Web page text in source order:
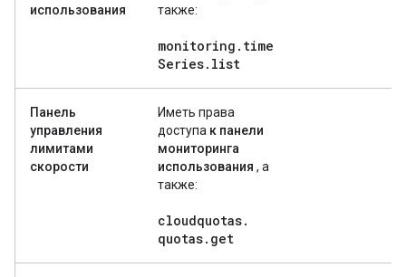
использования
также:
monitoring . time
Series. list
Панель
управления
лимитами
скорости
Иметь права
доступа к панели
мониторинга
использования , а
также:
cloudquotas.
quotas. get